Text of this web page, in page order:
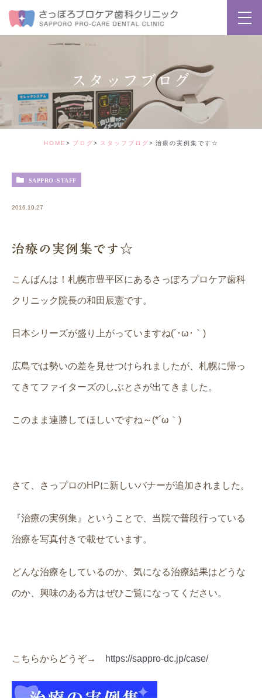
スタッフブログ
HOME ブログ スタッフブログ 治療の実例集です☆
SAPPRO-STAFF
2016.10.27
治療の実例集です☆
こんばんは！札幌市豊平区にあるさっぽろプロケア歯科
クリニック院長の和田辰憲です。
日本シリーズが盛り上がっていますね(´･ω･｀)
広島では勢いの差を見せつけられましたが、札幌に帰っ
てきてファイターズのしぶとさが出てきました。
このまま連勝してほしいですね～(*´ω｀)
さて、さっプロのHPに新しいバナーが追加されました。
『治療の実例集』ということで、当院で普段行っている
治療を写真付きで載せています。
どんな治療をしているのか、気になる治療結果はどうな
のか、興味のある方はぜひご覧になってください。
こちらからどうぞ→ https://sappro-dc.jp/case/